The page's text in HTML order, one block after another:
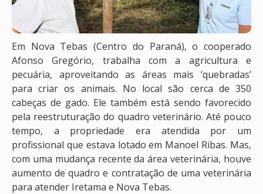
Em Nova Tebas (Centro do Paraná), o cooperado
Afonso Gregório, trabalha com a agricultura e
pecuária, aproveitando as áreas mais ‘quebradas’
para criar os animais. No local são cerca de 350
cabeças de gado. Ele também está sendo favorecido
pela reestruturação do quadro veterinário. Até pouco
tempo, a propriedade era atendida por um
profissional que estava lotado em Manoel Ribas. Mas,
com uma mudança recente da área veterinária, houve
aumento de quadro e contratação de uma veterinária
para atender Iretama e Nova Tebas.